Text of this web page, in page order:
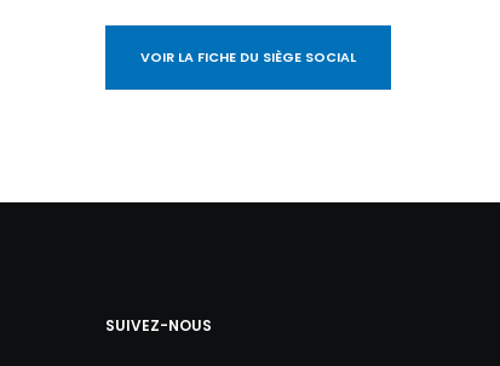
VOIR LA FICHE DU SIÈGE SOCIAL
SUIVEZ-NOUS